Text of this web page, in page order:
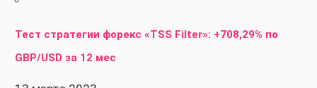
Тест стратегии форекс «TSS Filter»: +708,29% по
GBP/USD за 12 мес